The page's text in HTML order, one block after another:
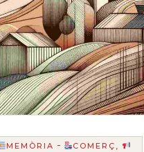
MEMÒRIA -
COMERÇ,